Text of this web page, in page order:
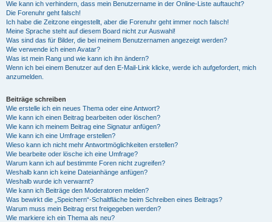
Wie kann ich verhindern, dass mein Benutzername in der Online-Liste auftaucht?
Die Forenuhr geht falsch!
Ich habe die Zeitzone eingestellt, aber die Forenuhr geht immer noch falsch!
Meine Sprache steht auf diesem Board nicht zur Auswahl!
Was sind das für Bilder, die bei meinem Benutzernamen angezeigt werden?
Wie verwende ich einen Avatar?
Was ist mein Rang und wie kann ich ihn ändern?
Wenn ich bei einem Benutzer auf den E-Mail-Link klicke, werde ich aufgefordert, mich
anzumelden.
Beiträge schreiben
Wie erstelle ich ein neues Thema oder eine Antwort?
Wie kann ich einen Beitrag bearbeiten oder löschen?
Wie kann ich meinem Beitrag eine Signatur anfügen?
Wie kann ich eine Umfrage erstellen?
Wieso kann ich nicht mehr Antwortmöglichkeiten erstellen?
Wie bearbeite oder lösche ich eine Umfrage?
Warum kann ich auf bestimmte Foren nicht zugreifen?
Weshalb kann ich keine Dateianhänge anfügen?
Weshalb wurde ich verwarnt?
Wie kann ich Beiträge den Moderatoren melden?
Was bewirkt die „Speichern“-Schaltfläche beim Schreiben eines Beitrags?
Warum muss mein Beitrag erst freigegeben werden?
Wie markiere ich ein Thema als neu?